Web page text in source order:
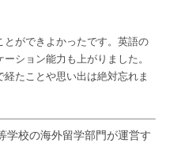
とができよかったです。英語の
ション能力も上がりました。
たことや思い出は絶対忘れま
学校の海外留学部門が運営す